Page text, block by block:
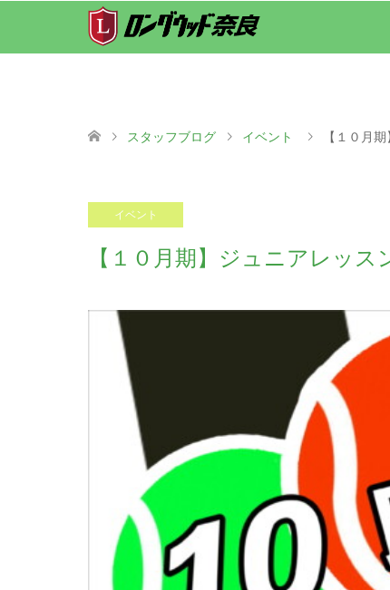
スタッフブログ イベント 【１０月
イベント
【１０月期】ジュニアレッス